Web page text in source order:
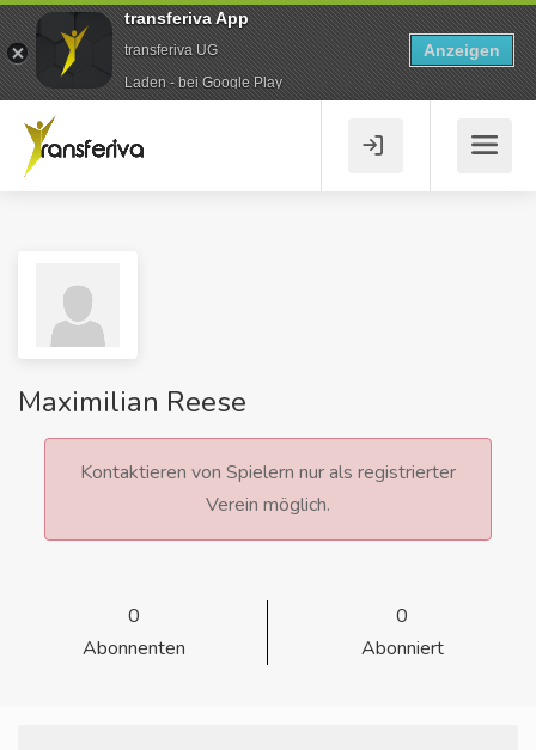
Maximilian Reese
Kontaktieren von Spielern nur als registrierter
Verein möglich.
0
Abonnenten
0
Abonniert
transferiva App
transferiva UG
Laden - bei Google Play
Anzeigen